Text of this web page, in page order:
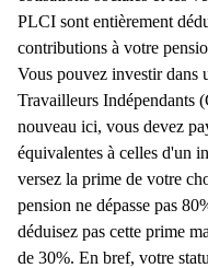
PLCI sont entièrement
contributions à votre
Vous pouvez investir dans
Travailleurs Indépendants
nouveau ici, vous devez
équivalentes à celles d'un
versez la prime de votre
pension ne dépasse pas
déduisez pas cette prime
de 30%. En bref, votre